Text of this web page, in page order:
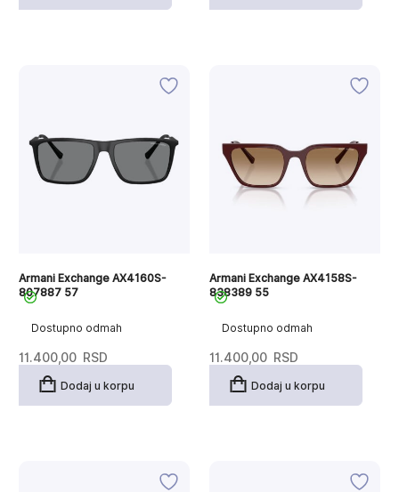
Dostupno odmah
Armani Exchange AX4160S-
807887 57
11.400,00 RSD
Dodaj u korpu
Dostupno odmah
Armani Exchange AX4158S-
838389 55
11.400,00 RSD
Dodaj u korpu